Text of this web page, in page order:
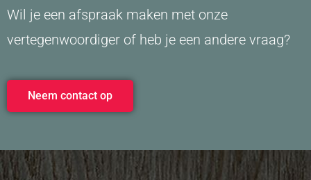
Wil je een afspraak maken met onze
vertegenwoordiger of heb je een andere vraag?
Neem contact op